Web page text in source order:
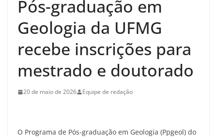
Pós-graduação em
Geologia da UFMG
recebe inscrições para
mestrado e doutorado
20 de maio de 2026 Equipe de redação
O Programa de Pós-graduação em Geologia (Ppgeol) do